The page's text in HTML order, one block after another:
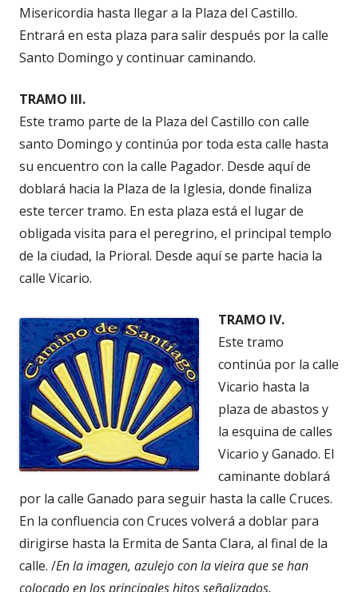
Misericordia hasta llegar a la Plaza del Castillo.
Entrará en esta plaza para salir después por la calle
Santo Domingo y continuar caminando.
TRAMO III.
Este tramo parte de la Plaza del Castillo con calle
santo Domingo y continúa por toda esta calle hasta
su encuentro con la calle Pagador. Desde aquí de
doblará hacia la Plaza de la Iglesia, donde finaliza
este tercer tramo. En esta plaza está el lugar de
obligada visita para el peregrino, el principal templo
de la ciudad, la Prioral. Desde aquí se parte hacia la
calle Vicario.
TRAMO IV.
Este tramo
continúa por la calle
Vicario hasta la
plaza de abastos y
la esquina de calles
Vicario y Ganado. El
caminante doblará
por la calle Ganado para seguir hasta la calle Cruces.
En la confluencia con Cruces volverá a doblar para
dirigirse hasta la Ermita de Santa Clara, al final de la
calle. /En la imagen, azulejo con la vieira que se han
colocado en los principales hitos señalizados.